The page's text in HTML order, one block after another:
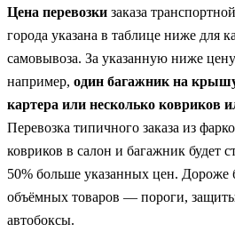
Цена перевозки заказа
города указана в таблице ниже для
самовывоза. За указанную ниже
например, один багажник на
картера или несколько ковриков
Перевозка типичного заказа из
ковриков в салон и багажник будет
50% больше указанных цен. Дороже
объёмных товаров — пороги,
автобоксы.